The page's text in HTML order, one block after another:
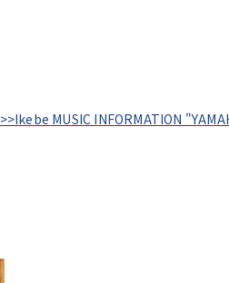
>>Ikebe MUSIC INFORMATION